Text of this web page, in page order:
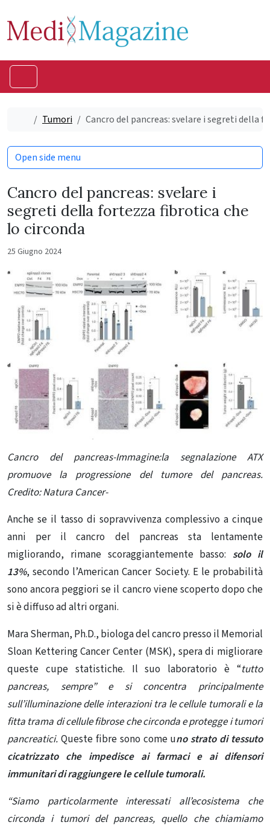
HomeTumori Cancro del pancreas: svelare i segreti della
Cancro del pancreas: svelare i
segreti della fortezza fibrotica che
lo circonda
25 Giugno 2024
Cancro del pancreas-Immagine:la segnalazione ATX
promuove la progressione del tumore del pancreas.
Credito: Natura Cancer-
Anche se il tasso di sopravvivenza complessivo a cinque
anni per il cancro del pancreas sta lentamente
migliorando, rimane scoraggiantemente basso: solo il
13%, secondo l’American Cancer Society. E le probabilità
sono ancora peggiori se il cancro viene scoperto dopo che
si è diffuso ad altri organi.
Mara Sherman, Ph.D., biologa del cancro presso il Memorial
Sloan Kettering Cancer Center (MSK), spera di migliorare
queste cupe statistiche. Il suo laboratorio è “tutto
pancreas, sempre” e si concentra principalmente
sull’illuminazione delle interazioni tra le cellule tumorali e la
fitta trama di cellule fibrose che circonda e proteggei tumori
pancreatici. Queste fibre sono come uno strato di tessuto
cicatrizzato che impedisce ai farmaci e ai difensori
immunitari di raggiungere le cellule tumorali.
“Siamo particolarmente interessati all’ecosistema che
circonda i tumori del pancreas, quello che chiamiamo
Open side menu